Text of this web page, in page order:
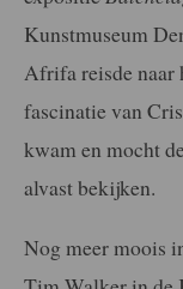
Kunstmuseum
Afrifa reisde naar
fascinatie van
kwam en mocht
alvast bekijken.
Nog meer moois